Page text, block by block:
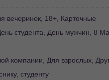
вечеринок, 18+, Карточные
студента День мужчин 8
компании Для взрослых,
студенту